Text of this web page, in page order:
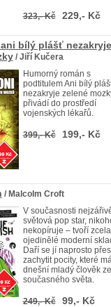
323,- Kč 229,- Kč
bílý plášť nezakryje
/ Jiří Kučera
Humorný román s
podtitulem Ani bílý
nezakryje zelené
přivádí do prostředí
vojenských lékařů.
399,- Kč 199,- Kč
/ Malcolm Croft
V současnosti
světová pop star,
nekopíruje – tvoří zcela
ojedinělé moderní
Daří se jí naprosto
zachytit pocity, které
dnešní mladý člověk ze
současného světa.
249,- Kč 99,- Kč